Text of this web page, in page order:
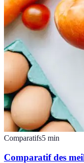
Comparatifs5 min
Comparatif des